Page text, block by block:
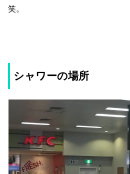
笑。
シャワーの場所